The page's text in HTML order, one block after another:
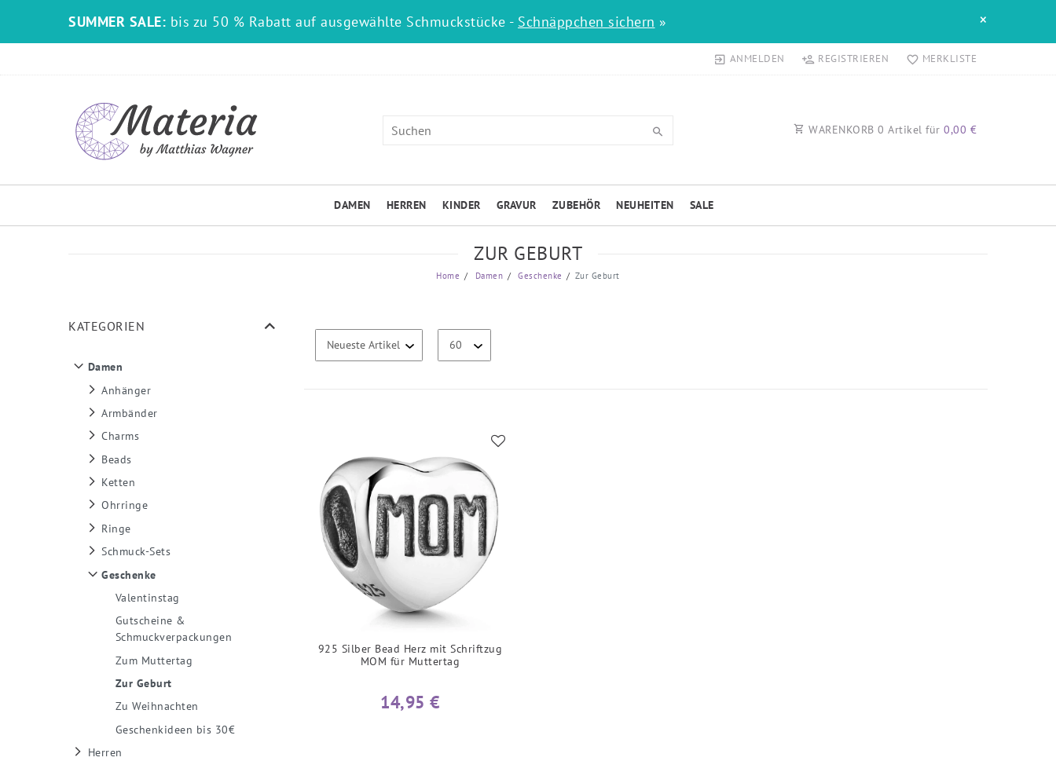
SUMMER SALE: bis zu 50 % Rabatt auf ausgewählte Schmuckstücke - Schnäppchen sichern » ×
ANMELDEN REGISTRIEREN MERKLISTE
WARENKORB 0 Artikel für 0,00 €
DAMEN HERREN KINDER GRAVUR ZUBEHÖR NEUHEITEN SALE
ZUR GEBURT
Home Damen Geschenke Zur Geburt
KATEGORIEN
Damen
Anhänger
Armbänder
Charms
Beads
Ketten
Ohrringe
Ringe
Schmuck-Sets
Geschenke
Valentinstag
Gutscheine &
Schmuckverpackungen
Zum Muttertag
Zur Geburt
Zu Weihnachten
Geschenkideen bis 30€
Herren
925 Silber Bead Herz mit Schriftzug
MOM für Muttertag
14,95 €